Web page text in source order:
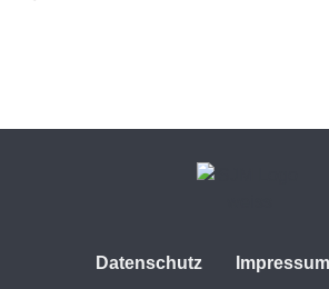
Datenschutz Impressum